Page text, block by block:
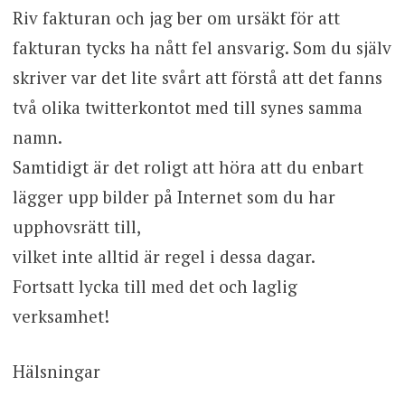
Riv fakturan och jag ber om ursäkt för att
fakturan tycks ha nått fel ansvarig. Som du själv
skriver var det lite svårt att förstå att det fanns
två olika twitterkontot med till synes samma
namn.
Samtidigt är det roligt att höra att du enbart
lägger upp bilder på Internet som du har
upphovsrätt till,
vilket inte alltid är regel i dessa dagar.
Fortsatt lycka till med det och laglig
verksamhet!
Hälsningar